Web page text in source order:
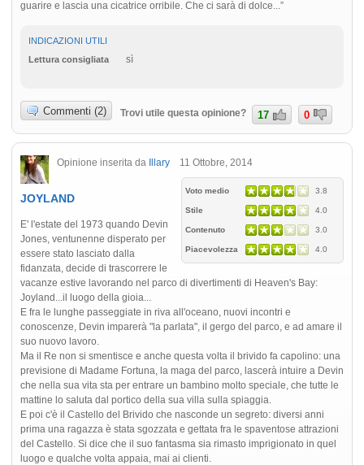
guarire e lascia una cicatrice orribile. Che ci sarà di dolce...”
INDICAZIONI UTILI
Lettura consigliata
sì
Commenti (2) Trovi utile questa opinione? 17 0
Opinione inserita da Illary 11 Ottobre, 2014
Voto medio 3.8
Stile 4.0
Contenuto 3.0
Piacevolezza 4.0
JOYLAND
E' l'estate del 1973 quando Devin
Jones, ventunenne disperato per
essere stato lasciato dalla
fidanzata, decide di trascorrere le
vacanze estive lavorando nel parco di divertimenti di Heaven's Bay:
Joyland...il luogo della gioia...
E fra le lunghe passeggiate in riva all'oceano, nuovi incontri e
conoscenze, Devin imparerà "la parlata", il gergo del parco, e ad amare il
suo nuovo lavoro.
Ma il Re non si smentisce e anche questa volta il brivido fa capolino: una
previsione di Madame Fortuna, la maga del parco, lascerà intuire a Devin
che nella sua vita sta per entrare un bambino molto speciale, che tutte le
mattine lo saluta dal portico della sua villa sulla spiaggia.
E poi c'è il Castello del Brivido che nasconde un segreto: diversi anni
prima una ragazza è stata sgozzata e gettata fra le spaventose attrazioni
del Castello. Si dice che il suo fantasma sia rimasto imprigionato in quel
luogo e qualche volta appaia, mai ai clienti.